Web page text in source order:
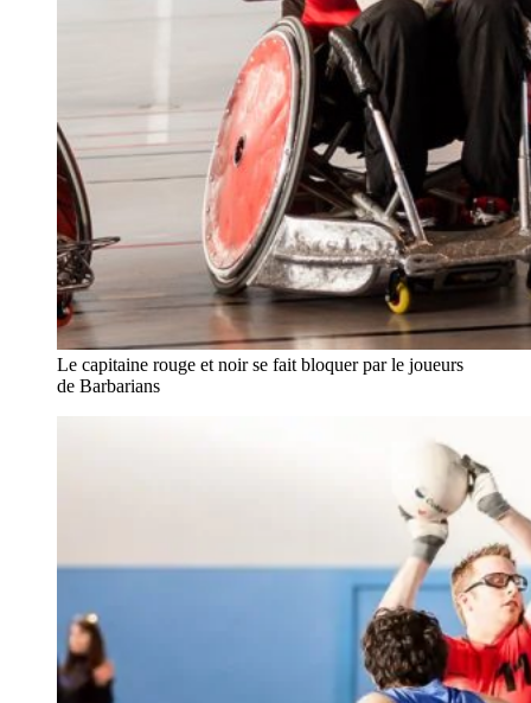
Le capitaine rouge et noir se fait bloquer par le joueurs
de Barbarians